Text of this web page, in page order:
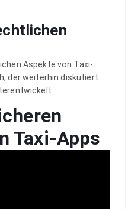
Aspekte von Taxi-
der weiterhin diskutiert
Taxi-Apps